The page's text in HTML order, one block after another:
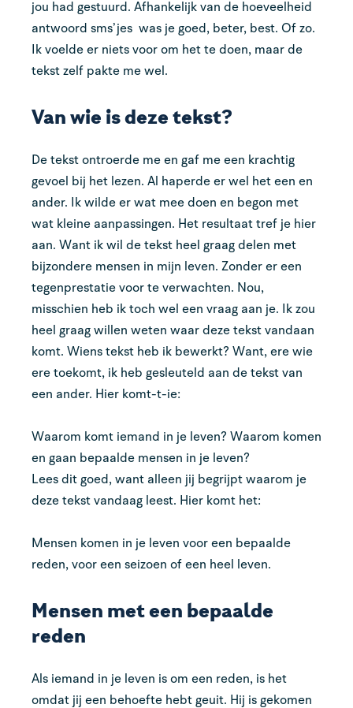
jou had gestuurd. Afhankelijk van de hoeveelheid
antwoord sms’jes was je goed, beter, best. Of zo.
Ik voelde er niets voor om het te doen, maar de
tekst zelf pakte me wel.
Van wie is deze tekst?
De tekst ontroerde me en gaf me een krachtig
gevoel bij het lezen. Al haperde er wel het een en
ander. Ik wilde er wat mee doen en begon met
wat kleine aanpassingen. Het resultaat tref je hier
aan. Want ik wil de tekst heel graag delen met
bijzondere mensen in mijn leven. Zonder er een
tegenprestatie voor te verwachten. Nou,
misschien heb ik toch wel een vraag aan je. Ik zou
heel graag willen weten waar deze tekst vandaan
komt. Wiens tekst heb ik bewerkt? Want, ere wie
ere toekomt, ik heb gesleuteld aan de tekst van
een ander. Hier komt-t-ie:
Waarom komt iemand in je leven? Waarom komen
en gaan bepaalde mensen in je leven?
Lees dit goed, want alleen jij begrijpt waarom je
deze tekst vandaag leest. Hier komt het:
Mensen komen in je leven voor een bepaalde
reden, voor een seizoen of een heel leven.
Mensen met een bepaalde
reden
Als iemand in je leven is om een reden, is het
omdat jij een behoefte hebt geuit. Hij is gekomen